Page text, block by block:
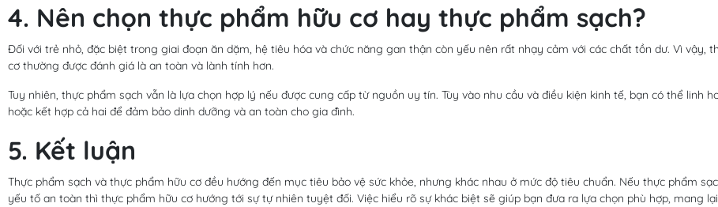
4. Nên chọn thực phẩm hữu cơ hay thực phẩm sạch?
Đối với trẻ nhỏ, đặc biệt trong giai đoạn ăn dặm, hệ tiêu hóa và chức năng gan thận còn yếu nên rất nhạy cảm với các chất tồn dư. Vì vậy,
cơ thường được đánh giá là an toàn và lành tính hơn.
Tuy nhiên, thực phẩm sạch vẫn là lựa chọn hợp lý nếu được cung cấp từ nguồn uy tín. Tùy vào nhu cầu và điều kiện kinh tế, bạn có thể linh
hoặc kết hợp cả hai để đảm bảo dinh dưỡng và an toàn cho gia đình.
5. Kết luận
Thực phẩm sạch và thực phẩm hữu cơ đều hướng đến mục tiêu bảo vệ sức khỏe, nhưng khác nhau ở mức độ tiêu chuẩn. Nếu thực phẩm
yếu tố an toàn thì thực phẩm hữu cơ hướng tới sự tự nhiên tuyệt đối. Việc hiểu rõ sự khác biệt sẽ giúp bạn đưa ra lựa chọn phù hợp, mang